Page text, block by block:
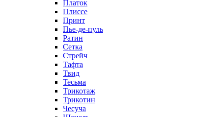
Платок
Плиссе
Принт
Пье-де-пуль
Ратин
Сетка
Стрейч
Тафта
Твид
Тесьма
Трикотаж
Трикотин
Чесуча